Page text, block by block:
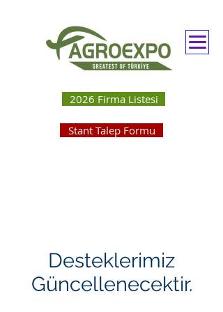
2026 Firma Listesi
Stant Talep Formu
Desteklerimiz
Güncellenecektir.